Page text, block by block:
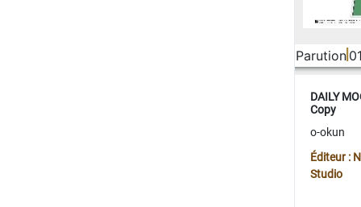
Parution
DAILY
Copy
o-okun
Éditeur :
Studio